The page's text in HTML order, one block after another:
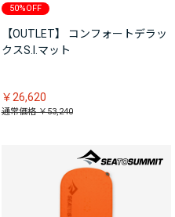
50%OFF
【OUTLET】 コンフォートデラッ
クスS.I.マット
￥26,620
通常価格 ￥53,240